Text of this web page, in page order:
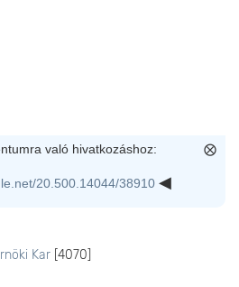
való hivatkozáshoz:
20.500.14044/38910
Kar [4070]